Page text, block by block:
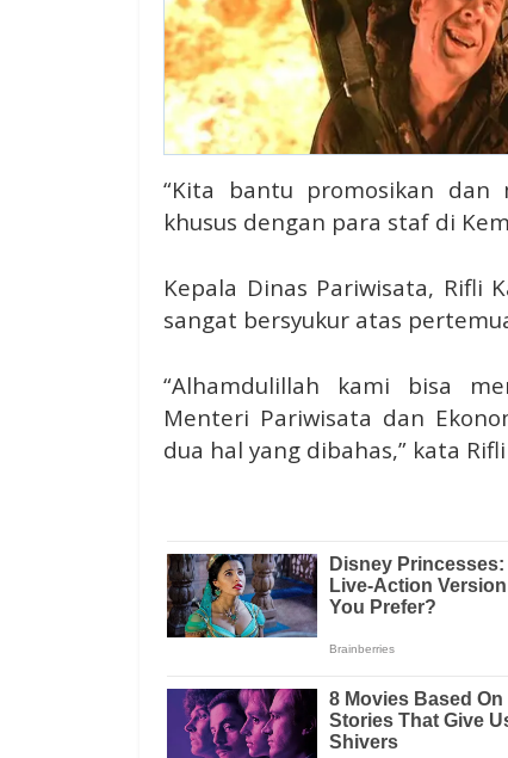
“Kita bantu promosikan
khusus dengan para staf di
Kepala Dinas Pariwisata, Rifli
sangat bersyukur atas
“Alhamdulillah kami bisa
Menteri Pariwisata dan
dua hal yang dibahas,” kata